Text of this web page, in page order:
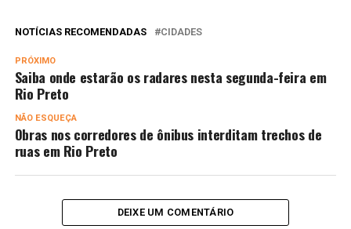
NOTÍCIAS RECOMENDADAS CIDADES
PRÓXIMO
Saiba onde estarão os radares nesta segunda-feira em
Rio Preto
NÃO ESQUEÇA
Obras nos corredores de ônibus interditam trechos de
ruas em Rio Preto
DEIXE UM COMENTÁRIO